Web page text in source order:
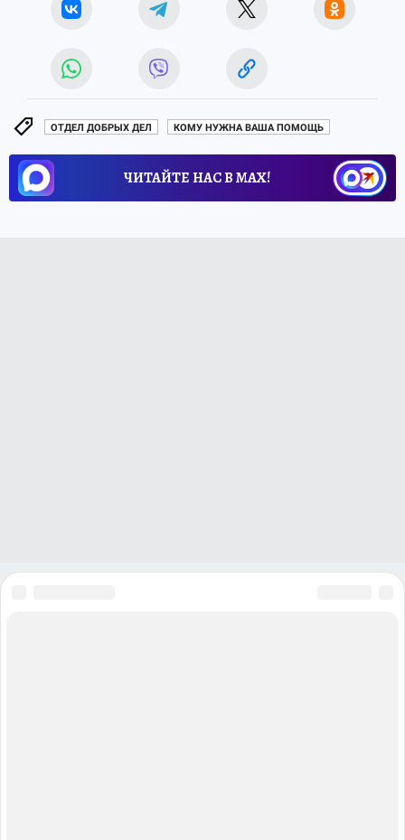
ОТДЕЛ ДОБРЫХ ДЕЛ КОМУ НУЖНА ВАША ПОМОЩЬ
ЧИТАЙТЕ НАС В МАХ!